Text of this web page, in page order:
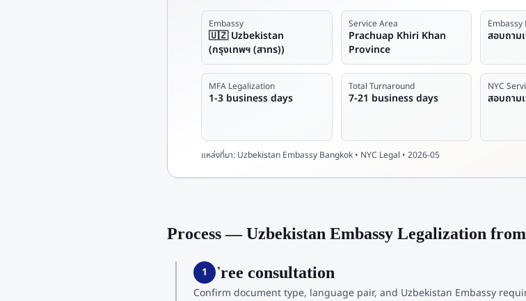
Embassy
🇺🇿 Uzbekistan
(กรุงเทพฯ (สาทร))
Service Area
Prachuap Khiri Khan
Province
Embassy
สอบถาม
MFA Legalization
1-3 business days
Total Turnaround
7-21 business days
NYC
สอบถาม
แหล่งที่มา: Uzbekistan Embassy Bangkok • NYC Legal • 2026-05
Process — Uzbekistan Embassy Legalization
1
1. Free consultation
Confirm document type, language pair, and Uzbekistan Embassy